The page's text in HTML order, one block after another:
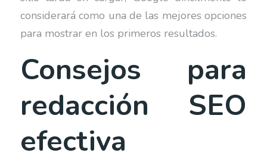
considerará como una de las mejores opciones
para mostrar en los primeros resultados.
Consejos para
redacción SEO
efectiva